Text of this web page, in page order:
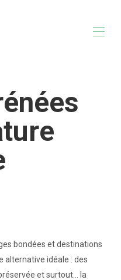
bondées et destinations
alternative idéale : des
et surtout… la